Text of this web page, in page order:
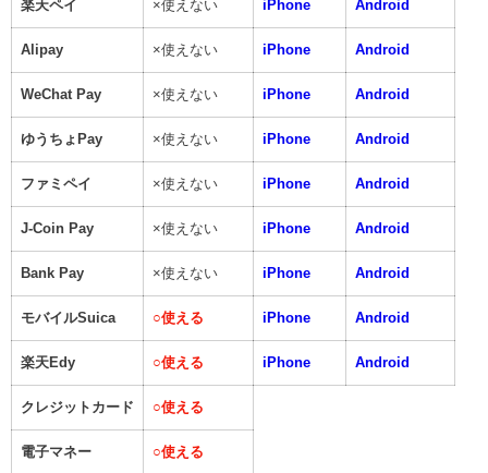
楽天ペイ ×使えない iPhone Android
Alipay ×使えない iPhone Android
WeChat Pay ×使えない iPhone Android
ゆうちょPay ×使えない iPhone Android
ファミペイ ×使えない iPhone Android
J-Coin Pay ×使えない iPhone Android
Bank Pay ×使えない iPhone Android
モバイルSuica ○使える iPhone Android
楽天Edy ○使える iPhone Android
クレジットカード ○使える
電子マネー ○使える